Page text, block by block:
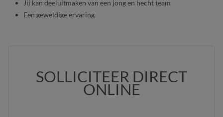
Jij kan deeluitmaken van een jong en hecht team
Een geweldige ervaring
SOLLICITEER DIRECT
ONLINE